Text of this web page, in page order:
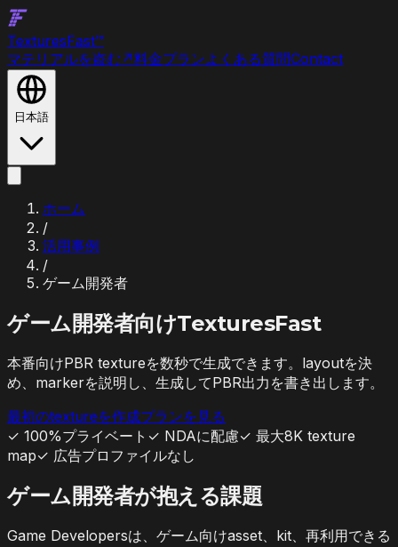
TexturesFast™
マテリアルを盗む ↗料金プランよくある質問Contact
日本語
ホーム
/
活用事例
/
ゲーム開発者
ゲーム開発者向けTexturesFast
本番向けPBR textureを数秒で生成できます。layoutを決
め、markerを説明し、生成してPBR出力を書き出します。
最初のtextureを作成プランを見る
✓ 100%プライベート ✓ NDAに配慮✓ 最大8K texture
map✓ 広告プロファイルなし
ゲーム開発者が抱える課題
Game Developersは、ゲーム向けasset、kit、再利用できる